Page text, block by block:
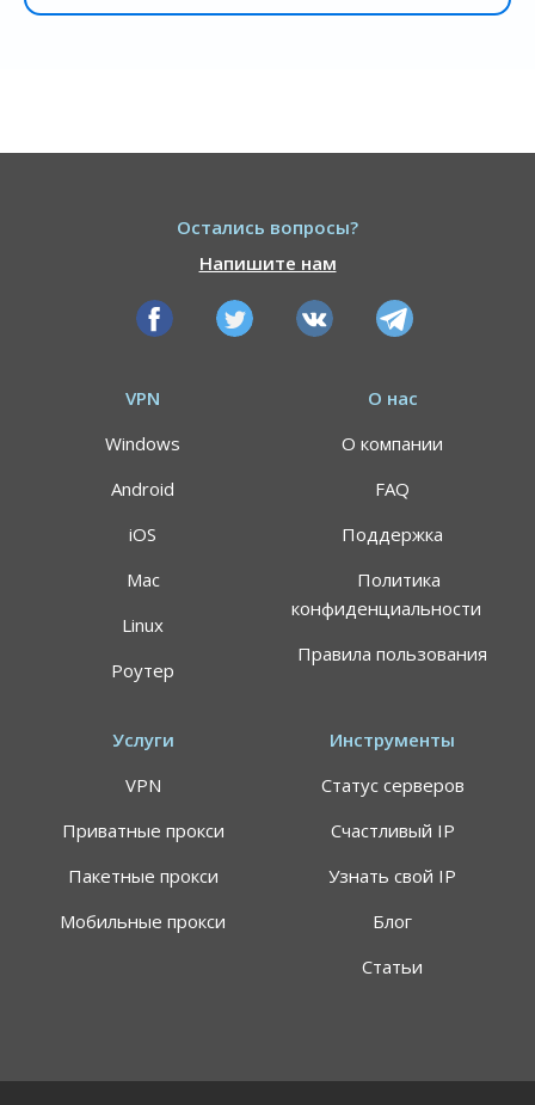
Остались вопросы?
Напишите нам
VPN
Windows
Android
iOS
Mac
Linux
Роутер
О нас
О компании
FAQ
Поддержка
Политика
конфиденциальности
Правила пользования
Услуги
VPN
Приватные прокси
Пакетные прокси
Мобильные прокси
Инструменты
Статус серверов
Счастливый IP
Узнать свой IP
Блог
Статьи